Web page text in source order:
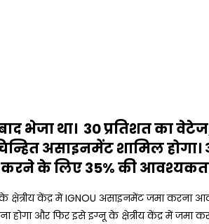
भेजा था। 30 प्रतिशत का
असाइनमेंट शामिल
के लिए 35% की आवश्यकता
क्षेत्रीय केंद्र में IGNOU असाइनमेंट जमा करना
और फिर इसे इग्नू के क्षेत्रीय केंद्र में जमा